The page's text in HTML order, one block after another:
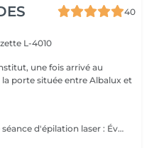
40
L-4010
porte située entre Albalux et
Démarches à suivre avant votre séance d'épilation laser : Évitez l'exposition au soleil : Évitez toute exposition directe au soleil ou aux UV artificiels pendant au moins deux semaines avant votre séance. Utilisez un écran solaire si vous devez sortir. Rasez les zones à traiter : Rasez les zones à épiler 24 à 48 heures avant votre rendez-vous. Ne vous épilez pas à la cire ou à la pince à épiler, car cela enlève la racine du poil que le laser cible. Évitez les crèmes et lotions : N'appliquez pas de crèmes, lotions, parfums ou déodorants sur les zones à traiter le jour de votre séance. Évitez les traitements irritants : Évitez les traitements de peau irritants comme les peelings chimiques ou les crèmes à base de rétinol une semaine avant votre rendez-vous. Signalez toute médication : Informez-nous de toute médication ou traitement que vous suivez, car certains médicaments peuvent augmenter la sensibilité de la peau au laser. Hydratez votre peau : Assurez-vous que votre peau est bien hydratée, mais ne mettez pas de produits hydratants le jour de la séance. Merci et à très bientôt. Cordialement, L'équipe de DF Divine Beauty,